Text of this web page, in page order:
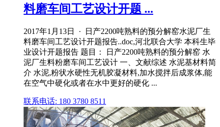
料磨车间工艺设计开题 ...
2017年1月13日 · 日产2200吨熟料的预分解窑水泥厂生
料磨车间工艺设计开题报告..doc,河北联合大学 本科生毕
业设计开题报告 题目： 日产2200吨熟料的预分解窑 水
泥厂生料粉磨车间工艺设计 一、文献综述 水泥基材料简
介 水泥,粉状水硬性无机胶凝材料,加水搅拌后成浆体,能
在空气中硬化或者在水中更好的硬化 ...
联系电话: 180 3780 8511